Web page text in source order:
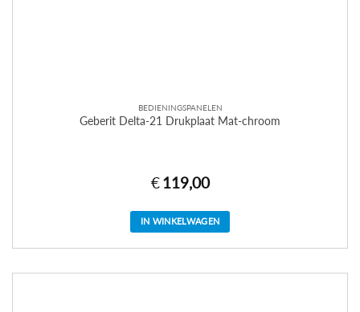
BEDIENINGSPANELEN
Geberit Delta-21 Drukplaat Mat-chroom
€ 119,00
IN WINKELWAGEN